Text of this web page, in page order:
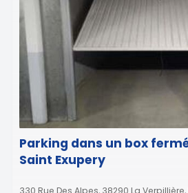
Parking dans un box
Saint Exupery
330 Rue Des Alpes, 38290 La